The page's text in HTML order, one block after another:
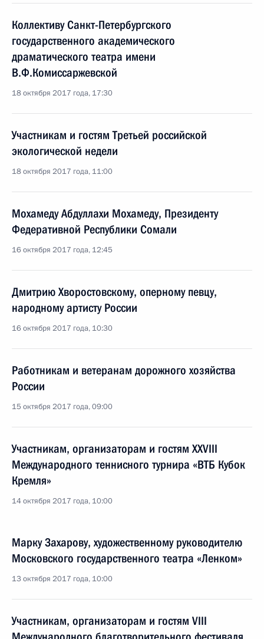
Коллективу Санкт-Петербургского
государственного академического
драматического театра имени
В.Ф.Комиссаржевской
18 октября 2017 года, 17:30
Участникам и гостям Третьей российской
экологической недели
18 октября 2017 года, 11:00
Мохамеду Абдуллахи Мохамеду, Президенту
Федеративной Республики Сомали
16 октября 2017 года, 12:45
Дмитрию Хворостовскому, оперному певцу,
народному артисту России
16 октября 2017 года, 10:30
Работникам и ветеранам дорожного хозяйства
России
15 октября 2017 года, 09:00
Участникам, организаторам и гостям XXVIII
Международного теннисного турнира «ВТБ Кубок
Кремля»
14 октября 2017 года, 10:00
Марку Захарову, художественному руководителю
Московского государственного театра «Ленком»
13 октября 2017 года, 10:00
Участникам, организаторам и гостям VIII